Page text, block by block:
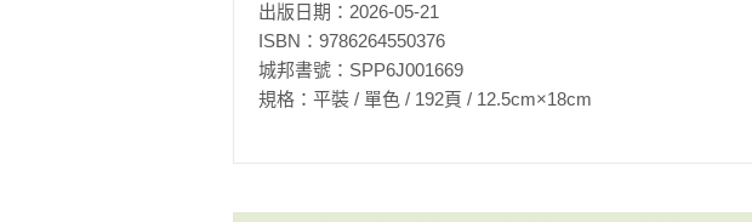
出版日期：2026-05-21
ISBN：9786264550376
城邦書號：SPP6J001669
規格：平裝 / 單色 / 192頁 / 12.5cm×18cm